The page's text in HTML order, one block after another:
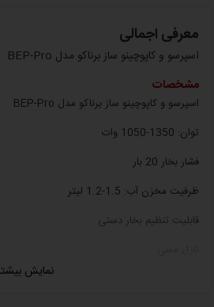
نمایش
معرفی اجمالی
اسپرسو و کاپوچینو ساز برناکو مدل BEP-Pro
مشخصات
اسپرسو و کاپوچینو ساز برناکو مدل BEP-Pro
توان: 1350-1050 وات
فشار بخار 20 بار
ظرفیت مخزن آب: 1.5-1.2 لیتر
قابلیت تنظیم بخار دستی